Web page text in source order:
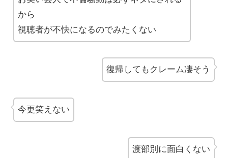
から
視聴者が不快になるのでみたくない
復帰してもクレーム凄そう
今更笑えない
渡部別に面白くない